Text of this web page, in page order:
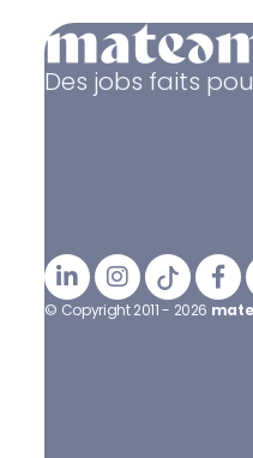
Des jobs faits
© Copyright 2011 - 2026